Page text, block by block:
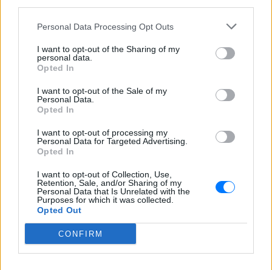
Personal Data Processing Opt Outs
I want to opt-out of the Sharing of my
personal data.
Opted In
I want to opt-out of the Sale of my
Personal Data.
Opted In
I want to opt-out of processing my
Personal Data for Targeted Advertising.
Opted In
I want to opt-out of Collection, Use,
Retention, Sale, and/or Sharing of my
Personal Data that Is Unrelated with the
Purposes for which it was collected.
Opted Out
CONFIRM
Καταδίωξη στο κέντρο της
Θεσσαλονίκης: Έσπασαν το
τζάμι του οδηγού – «Μην κάνεις
Εξαιτίας των υψηλών ταχυτήτων το
λευκό όχημα έχασε τον έλεγχο και
Αρχεία UFO: Αθόρυβα τριγωνικά σκάφη 152
μέτρων και μεταλλική σφαίρα με ανθρώπινο
σώμα στα νέα αποχαρακτηρισμένα έγγραφα